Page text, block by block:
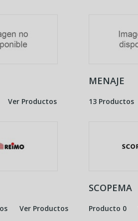
Ver Productos
MENAJE
13 Productos
Ver Productos
SCOPEMA
Producto 0